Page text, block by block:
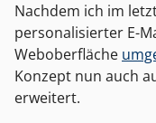
Nachdem ich im
personalisierter E-
Weboberfläche
Konzept nun auch
erweitert.